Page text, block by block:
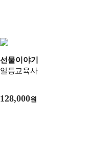
선물이야기
일등교육사
128,000원